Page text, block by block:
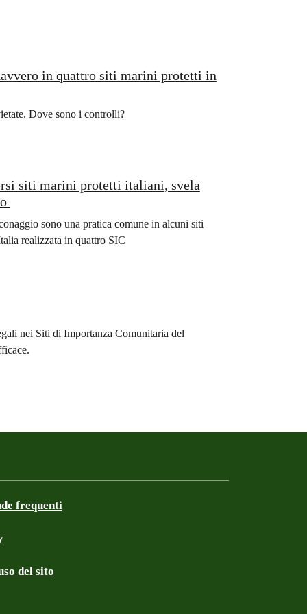
in quattro siti marini protetti in
Dove sono i controlli?
siti marini protetti italiani, svela
sono una pratica comune in alcuni siti
realizzata in quattro SIC
nei Siti di Importanza Comunitaria del
frequenti
del sito